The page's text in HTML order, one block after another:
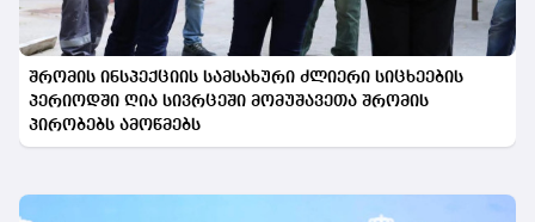
შრომის ინსპექციის სამსახური ძლიერი სიცხეების
პერიოდში ღია სივრცეში მომუშავეთა შრომის
პირობებს ამოწმებს